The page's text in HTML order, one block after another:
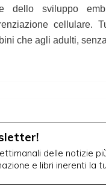
dello sviluppo
cellulare.
che agli adulti,
delle notizie
e libri inerenti la